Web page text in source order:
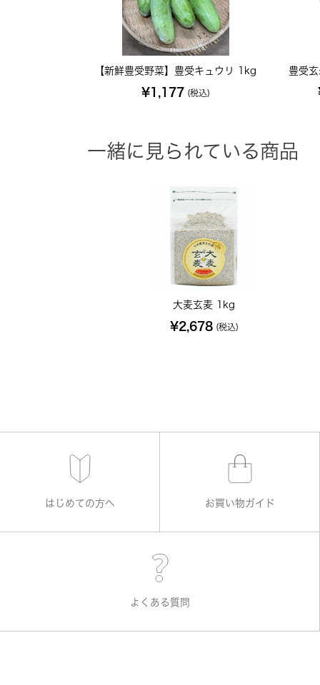
【新鮮豊受野菜】豊受キュウリ 1kg
¥1,177 (税込)
豊受
一緒に見られている商品
大麦玄麦 1kg
¥2,678 (税込)
はじめての方へ お買い物ガイド
よくある質問